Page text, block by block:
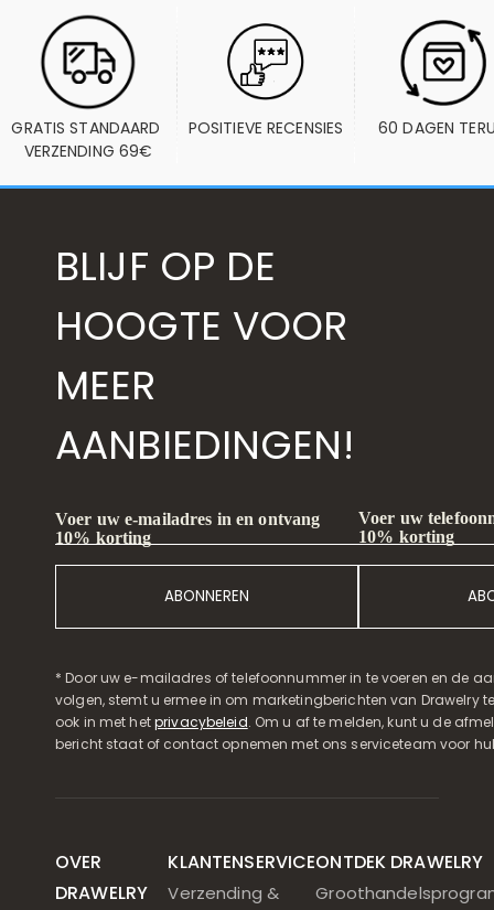
GRATIS STANDAARD
VERZENDING 69€
POSITIEVE RECENSIES 60 DAGEN
BLIJF OP DE
HOOGTE VOOR
MEER
AANBIEDINGEN!
Voer uw e-mailadres in en ontvang
10% korting
ABONNEREN
Voer uw
10% korting
* Door uw e-mailadres of telefoonnummer in te voeren en de
volgen, stemt u ermee in om marketingberichten van Drawelry
ook in met hetprivacybeleid. Om u af te melden, kunt u de
bericht staat of contact opnemen met ons serviceteam voor
OVER
DRAWELRY
KLANTENSERVICE
Verzending &
ONTDEK DRAWELRY